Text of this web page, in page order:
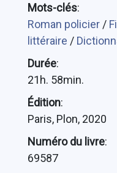
Mots-clés:
Roman policier /
littéraire /
Durée:
21h. 58min.
Édition:
Paris, Plon, 2020
Numéro du livre:
69587